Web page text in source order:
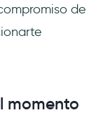
de
momento